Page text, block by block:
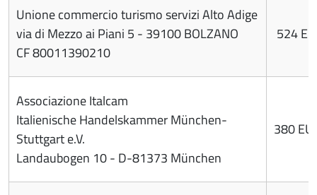
Unione commercio turismo servizi Alto Adige
via di Mezzo ai Piani 5 - 39100 BOLZANO
CF 80011390210
524
Associazione Italcam
Italienische Handelskammer München-
Stuttgart e.V.
Landaubogen 10 - D-81373 München
380